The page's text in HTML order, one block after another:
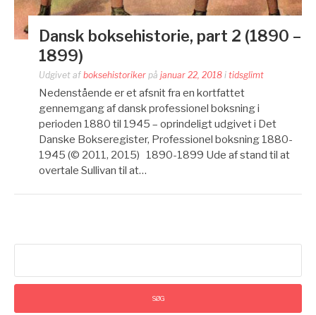
Dansk boksehistorie, part 2 (1890 –
1899)
Udgivet af boksehistoriker på januar 22, 2018 i tidsglimt
Nedenstående er et afsnit fra en kortfattet
gennemgang af dansk professionel boksning i
perioden 1880 til 1945 – oprindeligt udgivet i Det
Danske Bokseregister, Professionel boksning 1880-
1945 (© 2011, 2015) 1890-1899 Ude af stand til at
overtale Sullivan til at…